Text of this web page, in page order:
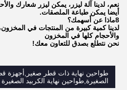
نعم، لدينا آلة ليزر، يمكن ليزر شعارك
أيضا يمكن طباعة الملصقات.
8ماذا عن أسهمك؟
لدينا كمية كبيرة من المنتجات في
والأحجام كلها في المخزون
نحن نتطلع بصدق للتعاون معك!
طواحين نهاية ذات قطر صغير,أجهزة
الصغيرة,طواحين نهاية الكربيد الصغيرة